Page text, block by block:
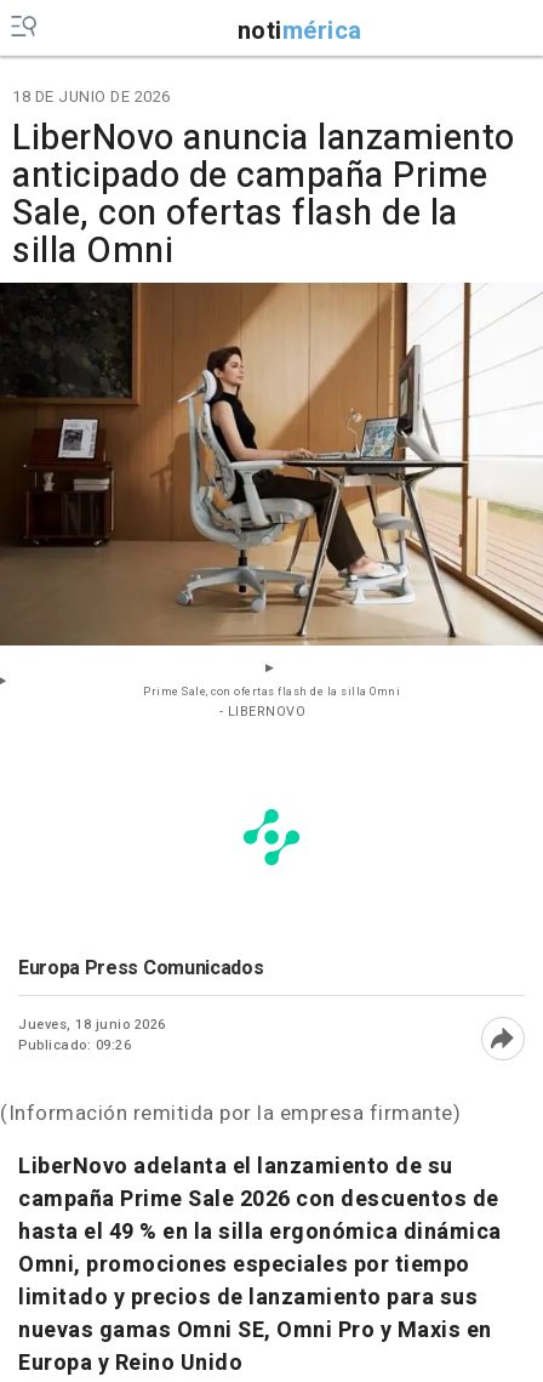
notimérica
18 DE JUNIO DE 2026
LiberNovo anuncia lanzamiento
anticipado de campaña Prime
Sale, con ofertas flash de la
silla Omni
Prime Sale, con ofertas flash de la silla Omni
- LIBERNOVO
Europa Press Comunicados
Jueves, 18 junio 2026
Publicado: 09:26
(Información remitida por la empresa firmante)
LiberNovo adelanta el lanzamiento de su
campaña Prime Sale 2026 con descuentos de
hasta el 49 % en la silla ergonómica dinámica
Omni, promociones especiales por tiempo
limitado y precios de lanzamiento para sus
nuevas gamas Omni SE, Omni Pro y Maxis en
Europa y Reino Unido